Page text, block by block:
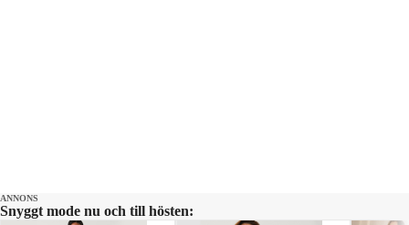
ANNONS
Snyggt mode nu och till hösten: